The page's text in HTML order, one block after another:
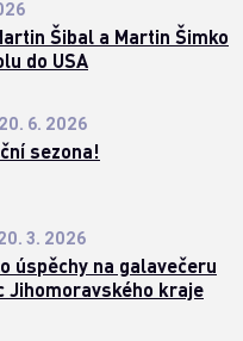
Šibal a Martin Šimko
do USA
6. 2026
sezona!
3. 2026
úspěchy na galavečeru
Jihomoravského kraje